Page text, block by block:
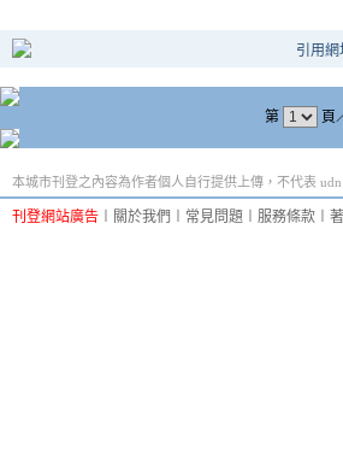
引用
第 頁
本城市刊登之內容為作者個人自行提供上傳，不代表 udn
刊登網站廣告 關於我們 常見問題 服務條款